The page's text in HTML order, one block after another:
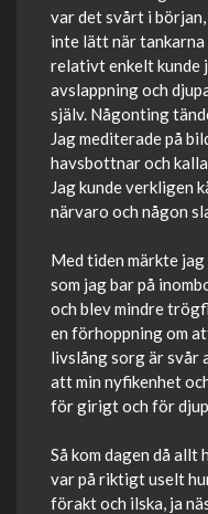
var det svårt i
inte lätt när tankarna
relativt enkelt kunde
avslappning och
själv. Någonting
Jag mediterade på
havsbottnar och
Jag kunde verkligen
närvaro och någon
Med tiden märkte
som jag bar på
och blev mindre
en förhoppning om
livslång sorg är svår
att min nyfikenhet
för girigt och för
Så kom dagen då allt
var på riktigt uselt
förakt och ilska, ja